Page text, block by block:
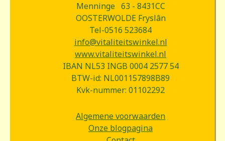
Menninge 63 - 8431CC
OOSTERWOLDE Fryslân
Tel-0516 523684
info@vitaliteitswinkel.nl
www.vitaliteitswinkel.nl
IBAN NL53 INGB 0004 2577 54
BTW-id: NL001157898B89
Kvk-nummer: 01102292
Algemene voorwaarden
Onze blogpagina